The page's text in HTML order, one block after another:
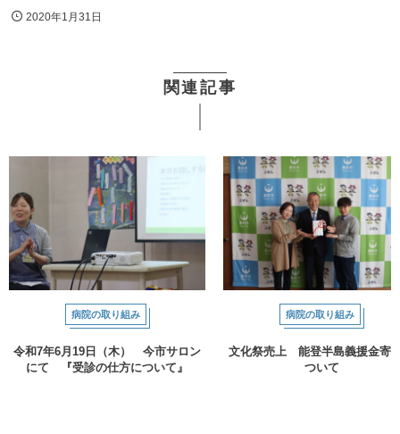
2020年1月31日
関連記事
病院の取り組み
令和7年6月19日（木） 今市サロン
にて 『受診の仕方について』
病院の取り組み
文化祭売上 能登半島義援金寄
ついて